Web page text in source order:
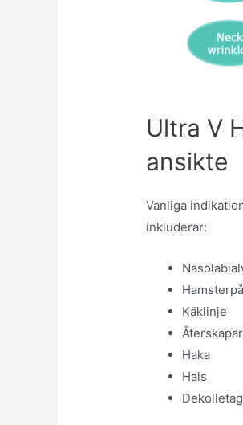
Ultra V
ansikte
Vanliga
inkluderar:
Käklinje
Haka
Hals